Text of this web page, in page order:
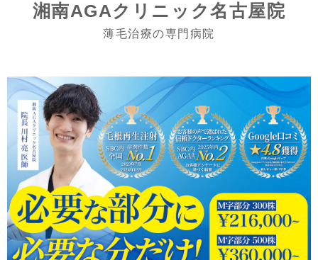
湘南AGAクリニック名古屋院
薄毛治療の専門病院